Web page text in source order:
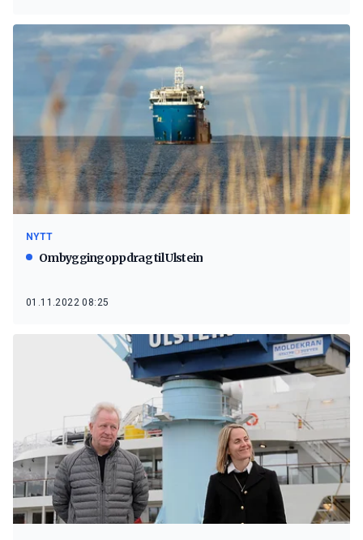
NYTT
Ombyggingoppdrag til Ulstein
01.11.2022 08:25